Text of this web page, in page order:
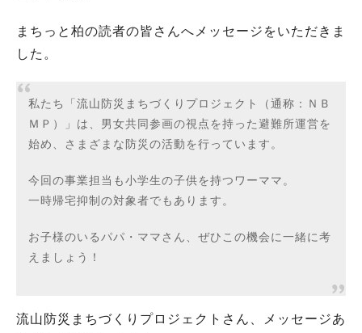
まちっと柏の読者の皆さんへメッセージをいただきま
した。
私たち「流山防災まちづくりプロジェクト（通称：ＮＢ
ＭＰ）」は、男女共同参画の視点を持った避難所運営を
始め、さまざまな防災の活動を行っています。
今回の事業担当も小学生の子供を持つワーママ。
一時帰宅抑制の対象者でもあります。
お子様のいるパパ・ママさん、ぜひこの機会に一緒に考
えましょう！
流山防災まちづくりプロジェクトさん、メッセージあ